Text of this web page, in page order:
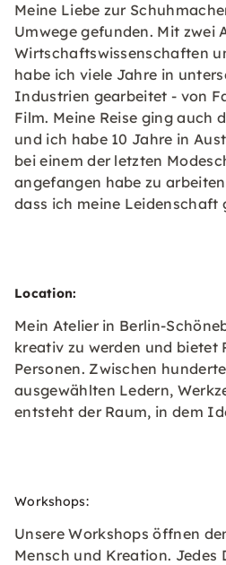
Meine Liebe zur
Umwege gefunden. Mit zwei
Wirtschaftswissenschaften
habe ich viele Jahre in
Industrien gearbeitet - von
Film. Meine Reise ging auch
und ich habe 10 Jahre in
bei einem der letzten
angefangen habe zu
dass ich meine Leidenschaft
Location:
Mein Atelier in Berlin-
kreativ zu werden und bietet
Personen. Zwischen
ausgewählten Ledern,
entsteht der Raum, in dem
Workshops:
Unsere Workshops öffnen
Mensch und Kreation. Jedes